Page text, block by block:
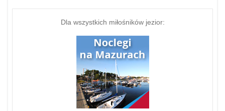
Dla wszystkich miłośników jezior: